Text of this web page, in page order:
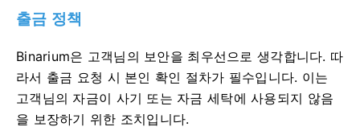
출금 정책
Binarium은 고객님의 보안을 최우선으로 생각합니다. 따
라서 출금 요청 시 본인 확인 절차가 필수입니다. 이는
고객님의 자금이 사기 또는 자금 세탁에 사용되지 않음
을 보장하기 위한 조치입니다.